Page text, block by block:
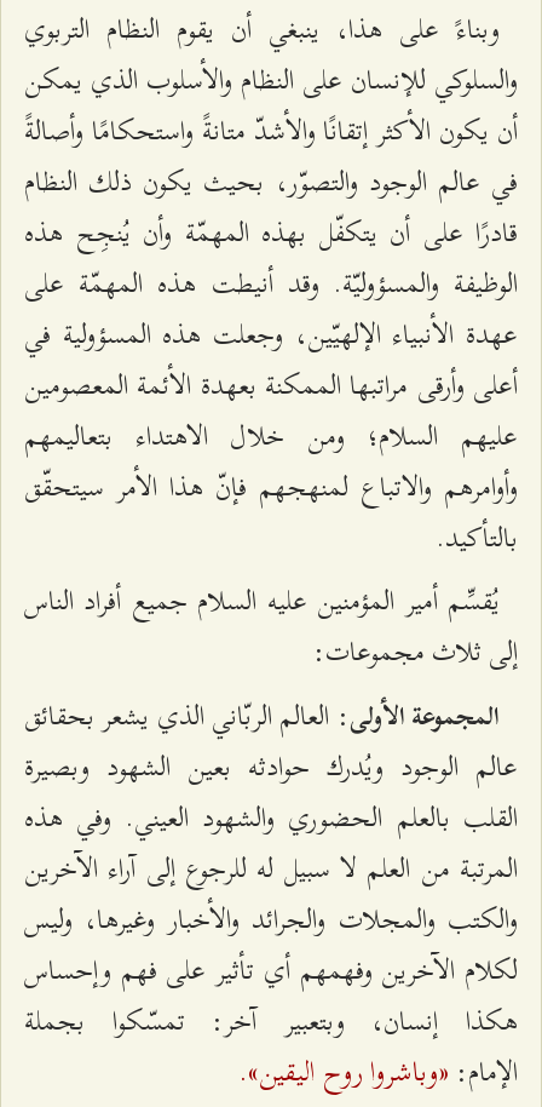
وبناءً على هذا، ينبغي أن يقوم النظام التربوي
والسلوكي للإنسان على النظام والأسلوب الذي يمكن
أن يكون الأكثر إتقانًا والأشدّ متانةً واستحكامًا وأصالةً
في عالم الوجود والتصوّر، بحيث يكون ذلك النظام
قادرًا على أن يتكفّل بهذه المهمّة وأن يُنجِح هذه
الوظيفة والمسؤوليّة. وقد أنيطت هذه المهمّة على
عهدة الأنبياء الإلهيّين، وجعلت هذه المسؤولية في
أعلى وأرقى مراتبها الممكنة بعهدة الأئمة المعصومين
عليهم السلام؛ ومن خلال الاهتداء بتعاليمهم
وأوامرهم والاتباع لمنهجهم فإنّ هذا الأمر سيتحقّق
بالتأكيد.
يُقسِّم أمير المؤمنين عليه السلام جميع أفراد الناس
إلى ثلاث مجموعات:
المجموعة الأولى‌: العالم الربّاني الذي يشعر بحقائق
عالم الوجود ويُدرك حوادثه بعين الشهود وبصيرة
القلب بالعلم الحضوري والشهود العيني. وفي هذه
المرتبة من العلم لا سبيل له للرجوع إلى آراء الآخرين
والكتب والمجلات والجرائد والأخبار وغيرها، وليس
لكلام الآخرين وفهمهم أي تأثير على فهم وإحساس
هكذا إنسان، وبتعبير آخر: تمسّكوا بجملة
الإمام: «وباشروا روح اليقين».